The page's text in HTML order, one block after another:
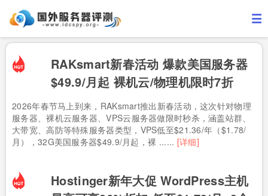
RAKsmart新春活动 爆款美国服务器
$49.9/月起 裸机云/物理机限时7折
2026年春节马上到来，RAKsmart推出新春活动，这次针对物理
服务器、裸机云服务器、VPS云服务器做限时秒杀，涵盖站群、
大带宽、高防等特殊服务器类型，VPS低至$21.36/年（$1.78/
月），32G美国服务器$49.9/月起，裸 ...... [详细]
Hostinger新年大促 WordPress主机